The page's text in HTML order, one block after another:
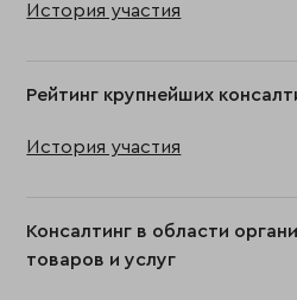
История участия
Рейтинг крупнейших
История участия
Консалтинг в области
товаров и услуг